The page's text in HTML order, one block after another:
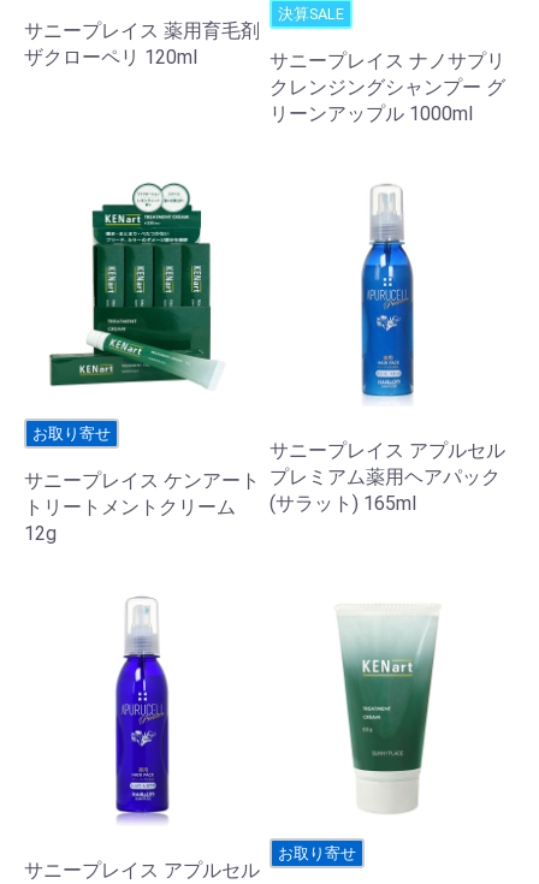
サニープレイス 薬用育毛剤
ザクローペリ 120ml
決算SALE
サニープレイス ナノサプリ
クレンジングシャンプー グ
リーンアップル 1000ml
お取り寄せ
サニープレイス ケンアート
トリートメントクリーム
12g
サニープレイス アプルセル
プレミアム薬用ヘアパック
(サラット) 165ml
サニープレイス アプルセル
お取り寄せ